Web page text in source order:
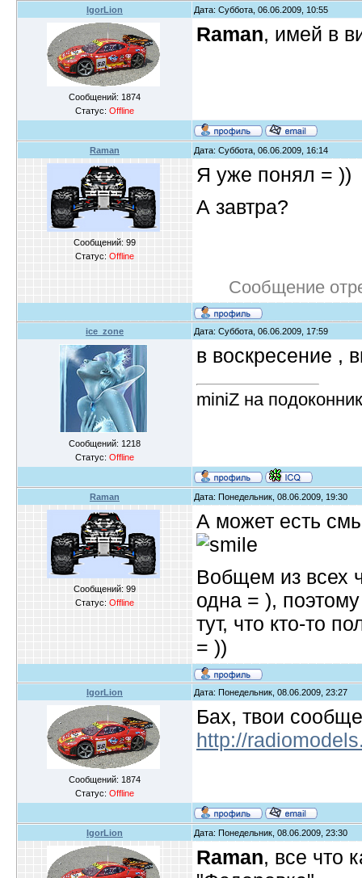
IgorLion Дата: Суббота, 06.06.2009, 10:55
Сообщений: 1874
Статус: Offline
Raman, имей в
Raman Дата: Суббота, 06.06.2009, 16:14
Сообщений: 99
Статус: Offline
Я уже понял = ))
А завтра?
Сообщение
ice_zone Дата: Суббота, 06.06.2009, 17:59
Сообщений: 1218
Статус: Offline
в воскресение ,
miniZ на
Raman Дата: Понедельник, 08.06.2009, 19:30
Сообщений: 99
Статус: Offline
А может есть
Вобщем из всех
одна = ),
тут, что кто-то
= ))
IgorLion Дата: Понедельник, 08.06.2009, 23:27
Сообщений: 1874
Статус: Offline
Бах, твои
http://
IgorLion Дата: Понедельник, 08.06.2009, 23:30
Raman, все что